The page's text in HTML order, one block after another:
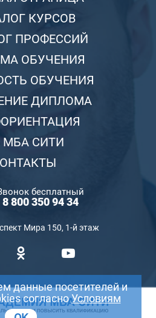
КУРСОВ
ПРОФЕССИЙ
ОБУЧЕНИЯ
ОБУЧЕНИЯ
ДИПЛОМА
МБА СИТИ
бесплатный
8 800 350 94 34
Мира 150, 1-й этаж
данные посетителей и
согласноУсловиям